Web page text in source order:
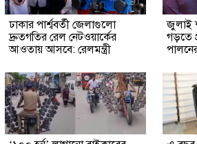
ঢাকার পার্শ্ববর্তী জেলাগুলো
দ্রুতগতির রেল নেটওয়ার্কের
আওতায় আসবে: রেলমন্ত্রী
জুলাই
গড়তে
পালনের